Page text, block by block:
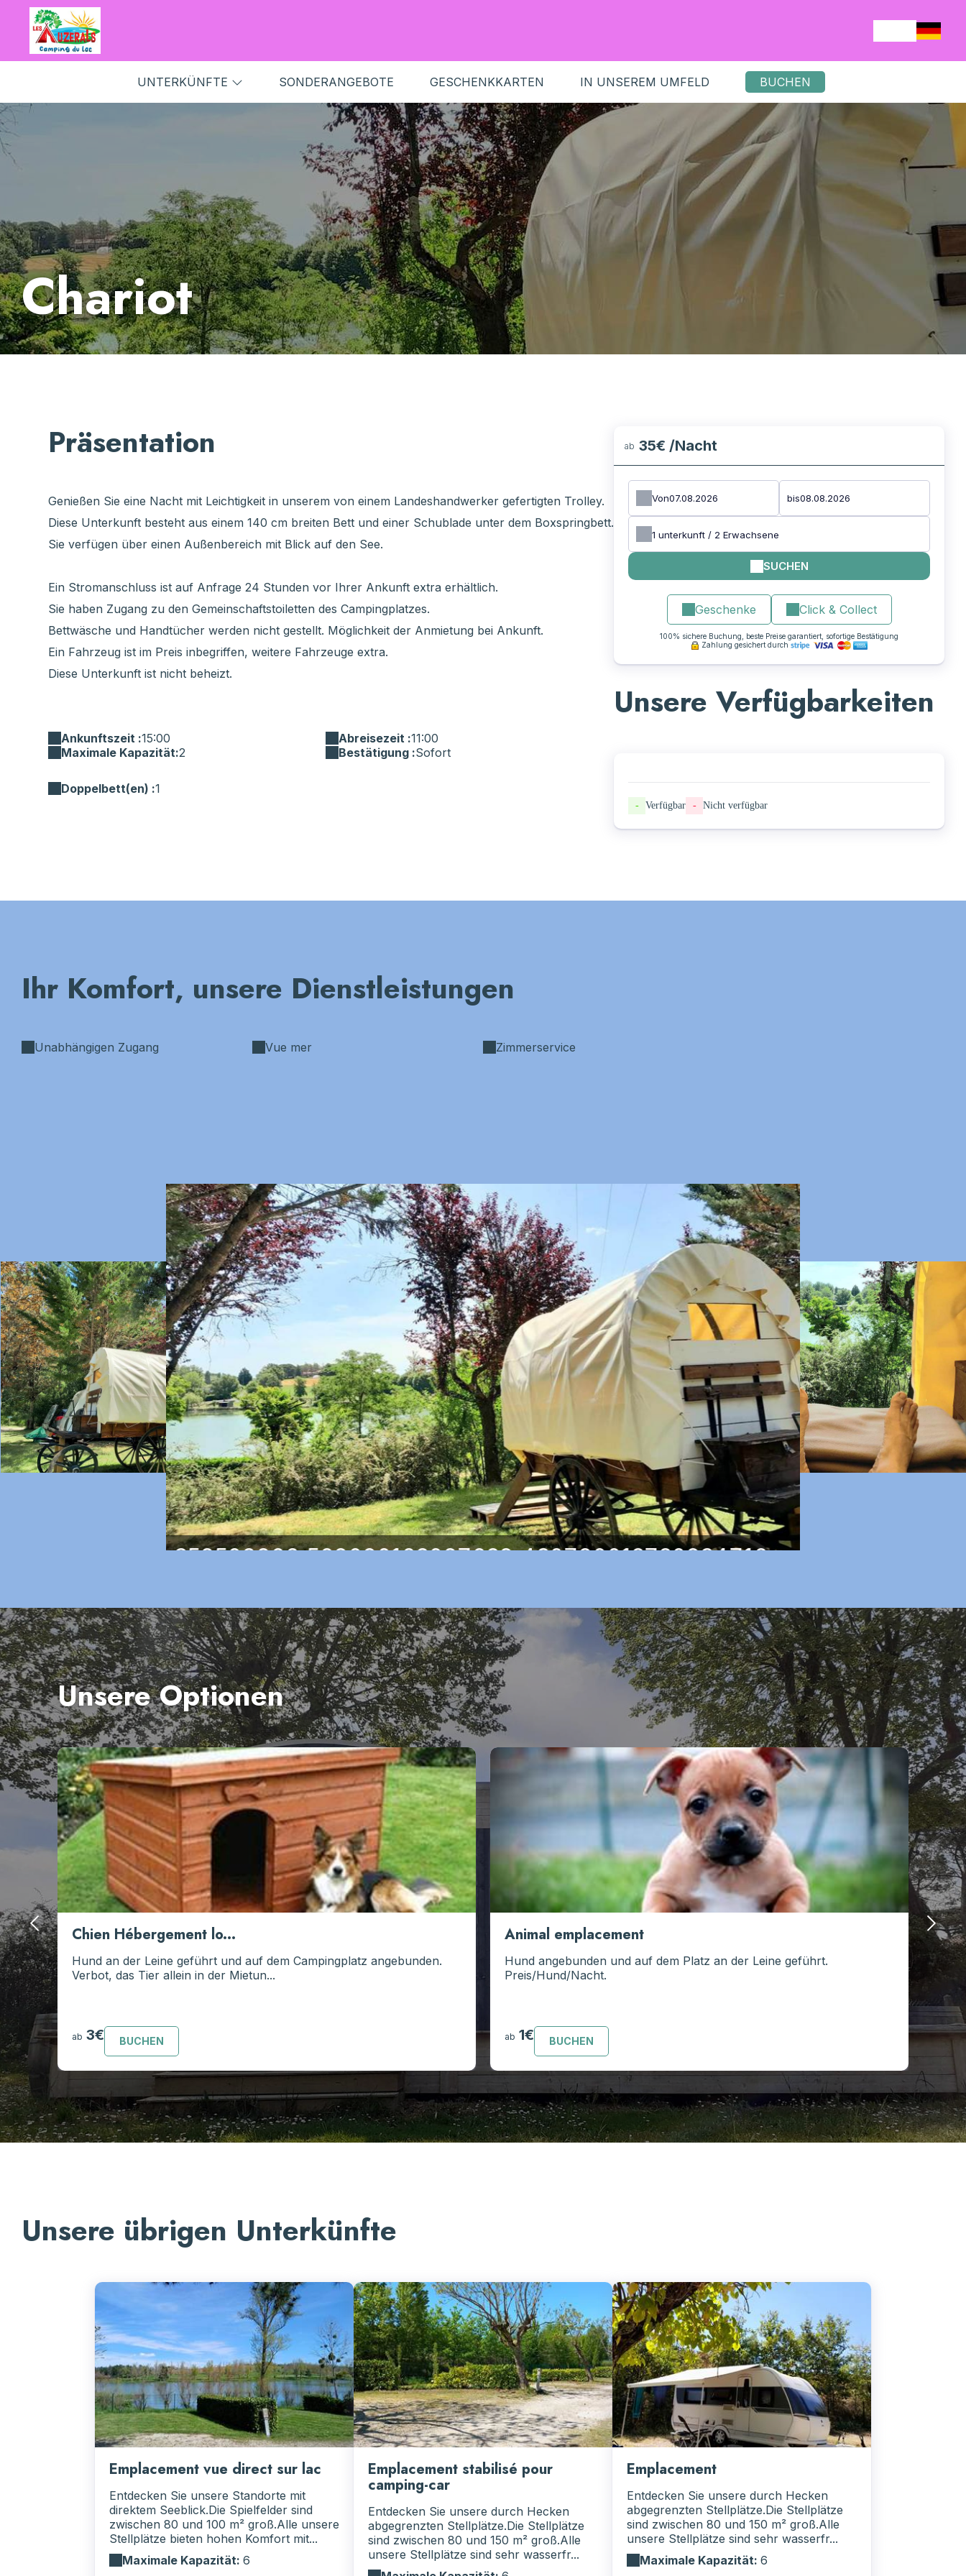
UNTERKÜNFTE SONDERANGEBOTE GESCHENKKARTEN IN UNSEREM UMFELD BUCHEN
Chariot
ab 35€ /Nacht
Von bis
1 unterkunft / 2 Erwachsene
SUCHEN
Geschenke Click & Collect
100% sichere Buchung, beste Preise garantiert, sofortige Bestätigung
Zahlung gesichert durch
Unsere Verfügbarkeiten
- Verfügbar - Nicht verfügbar
Präsentation
Genießen Sie eine Nacht mit Leichtigkeit in unserem von einem Landeshandwerker gefertigten Trolley.
Diese Unterkunft besteht aus einem 140 cm breiten Bett und einer Schublade unter dem Boxspringbett.
Sie verfügen über einen Außenbereich mit Blick auf den See.
Ein Stromanschluss ist auf Anfrage 24 Stunden vor Ihrer Ankunft extra erhältlich.
Sie haben Zugang zu den Gemeinschaftstoiletten des Campingplatzes.
Bettwäsche und Handtücher werden nicht gestellt. Möglichkeit der Anmietung bei Ankunft.
Ein Fahrzeug ist im Preis inbegriffen, weitere Fahrzeuge extra.
Diese Unterkunft ist nicht beheizt.
Ankunftszeit :15:00 Abreisezeit :11:00
Maximale Kapazität:2 Bestätigung :Sofort
Doppelbett(en) :1
358508866_569090162087629_430790012720934716_n
Ihr Komfort, unsere Dienstleistungen
Unabhängigen Zugang Vue mer Zimmerservice
Unsere Optionen
Chien Hébergement lo...
Hund an der Leine geführt und auf dem Campingplatz angebunden.
Verbot, das Tier allein in der Mietun...
ab 3€ BUCHEN
Animal emplacement
Hund angebunden und auf dem Platz an der Leine geführt.
Preis/Hund/Nacht.
ab 1€ BUCHEN ab
Unsere übrigen Unterkünfte
Emplacement vue direct sur lac
Entdecken Sie unsere Standorte mit
direktem Seeblick.Die Spielfelder sind
zwischen 80 und 100 m² groß.Alle unsere
Stellplätze bieten hohen Komfort mit...
Maximale Kapazität: 6
Emplacement stabilisé pour
camping-car
Entdecken Sie unsere durch Hecken
abgegrenzten Stellplätze.Die Stellplätze
sind zwischen 80 und 150 m² groß.Alle
unsere Stellplätze sind sehr wasserfr...
Emplacement
Entdecken Sie unsere durch Hecken
abgegrenzten Stellplätze.Die Stellplätze
sind zwischen 80 und 150 m² groß.Alle
unsere Stellplätze sind sehr wasserfr...
Maximale Kapazität: 6